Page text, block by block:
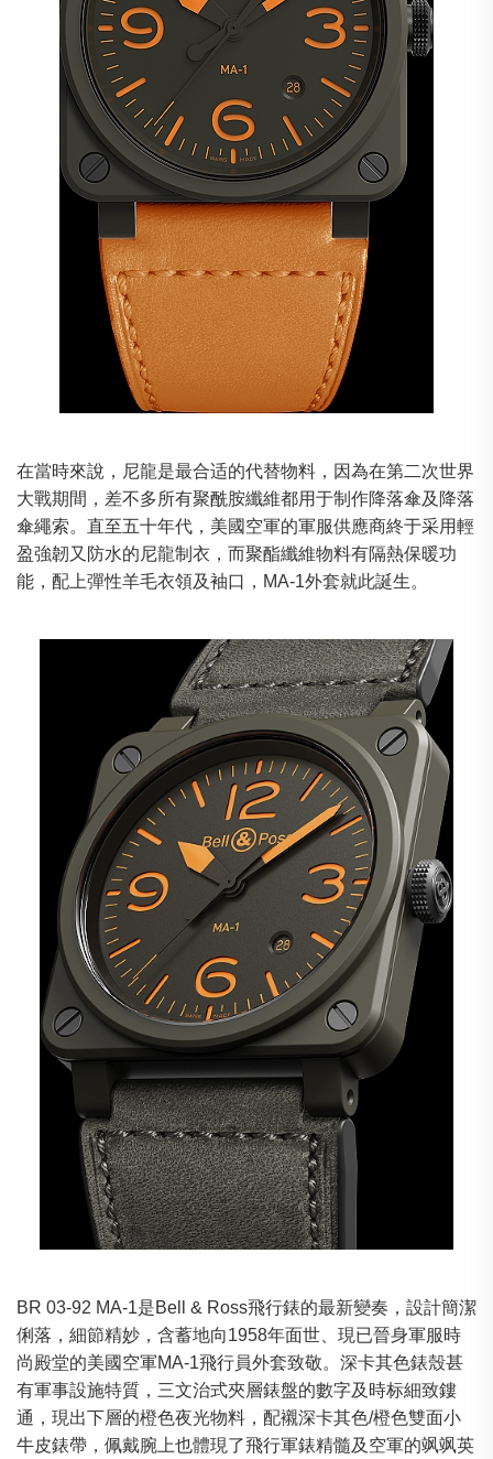
在當時來說，尼龍是最合适的代替物料，因為在第二次世界
大戰期間，差不多所有聚酰胺纖維都用于制作降落傘及降落
傘繩索。直至五十年代，美國空軍的軍服供應商終于采用輕
盈強韌又防水的尼龍制衣，而聚酯纖維物料有隔熱保暖功
能，配上彈性羊毛衣領及袖口，MA-1外套就此誕生。
BR 03-92 MA-1是Bell & Ross飛行錶的最新變奏，設計簡潔
俐落，細節精妙，含蓄地向1958年面世、現已晉身軍服時
尚殿堂的美國空軍MA-1飛行員外套致敬。深卡其色錶殼甚
有軍事設施特質，三文治式夾層錶盤的數字及時标細致鏤
通，現出下層的橙色夜光物料，配襯深卡其色/橙色雙面小
牛皮錶帶，佩戴腕上也體現了飛行軍錶精髓及空軍的飒飒英